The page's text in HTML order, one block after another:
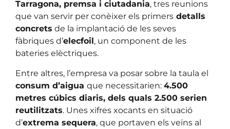
Tarragona, premsa i ciutadania, tres reunions
que van servir per conèixer els primers detalls
concrets de la implantació de les seves
fàbriques d’elecfoil, un component de les
bateries elèctriques.
Entre altres, l’empresa va posar sobre la taula el
consum d’aigua que necessitarien: 4.500
metres cúbics diaris, dels quals 2.500 serien
reutilitzats. Unes xifres xocants en situació
d’extrema sequera, que portaven els veïns al